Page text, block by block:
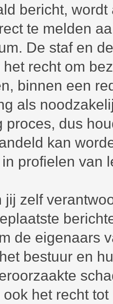
bericht,
te melden
De staf en
recht om
binnen een
als
proces, dus
kan
profielen van
jij zelf
de eigenaars
bestuur en
het recht